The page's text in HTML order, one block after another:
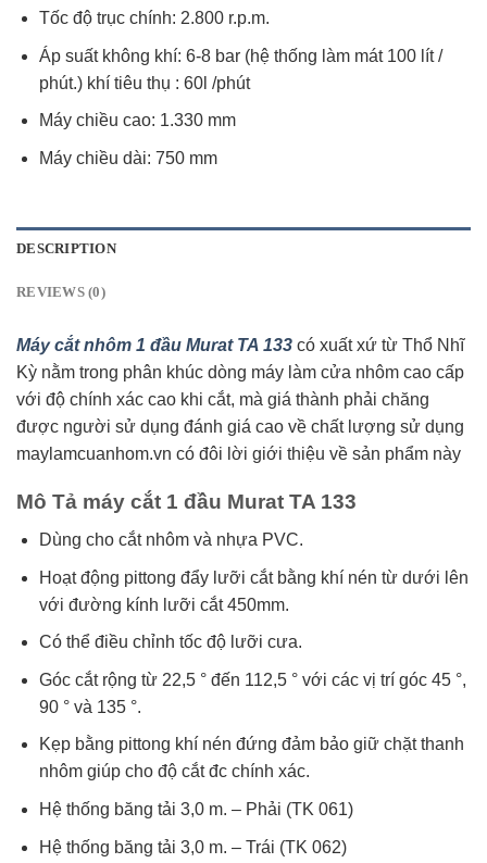
Tốc độ trục chính: 2.800 r.p.m.
Áp suất không khí: 6-8 bar (hệ thống làm mát 100 lít /
phút.) khí tiêu thụ : 60l /phút
Máy chiều cao: 1.330 mm
Máy chiều dài: 750 mm
DESCRIPTION
REVIEWS (0)
Máy cắt nhôm 1 đầu Murat TA 133 có xuất xứ từ Thổ Nhĩ
Kỳ nằm trong phân khúc dòng máy làm cửa nhôm cao cấp
với độ chính xác cao khi cắt, mà giá thành phải chăng
được người sử dụng đánh giá cao về chất lượng sử dụng
maylamcuanhom.vn có đôi lời giới thiệu về sản phẩm này
Mô Tả máy cắt 1 đầu Murat TA 133
Dùng cho cắt nhôm và nhựa PVC.
Hoạt động pittong đẩy lưỡi cắt bằng khí nén từ dưới lên
với đường kính lưỡi cắt 450mm.
Có thể điều chỉnh tốc độ lưỡi cưa.
Góc cắt rộng từ 22,5 ° đến 112,5 ° với các vị trí góc 45 °,
90 ° và 135 °.
Kẹp bằng pittong khí nén đứng đảm bảo giữ chặt thanh
nhôm giúp cho độ cắt đc chính xác.
Hệ thống băng tải 3,0 m. – Phải (TK 061)
Hệ thống băng tải 3,0 m. – Trái (TK 062)